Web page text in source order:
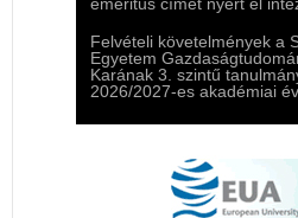
Felvételi követelmények a
Egyetem
Karának 3. szintű
2026/2027-es akadémiai